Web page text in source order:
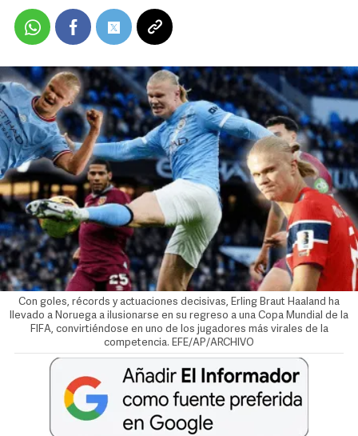
Con goles, récords y actuaciones decisivas, Erling Braut Haaland ha
llevado a Noruega a ilusionarse en su regreso a una Copa Mundial de la
FIFA, convirtiéndose en uno de los jugadores más virales de la
competencia. EFE/AP/ARCHIVO